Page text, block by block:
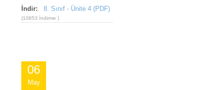
İndir:
8. Sınıf - Ünite 4 (PDF)
(10853 İndirme )
06
May